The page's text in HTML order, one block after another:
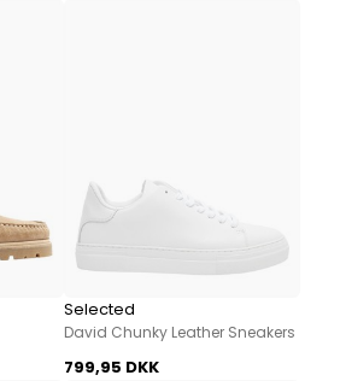
Selected
David Chunky Leather Sneakers
799,95 DKK